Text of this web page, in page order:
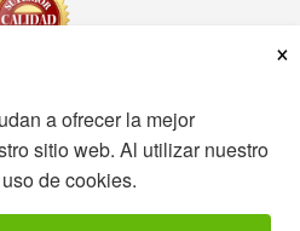
×
a ofrecer la mejor
sitio web. Al utilizar nuestro
de cookies.
de uso Política de privacidad
Todos los derechos reservados